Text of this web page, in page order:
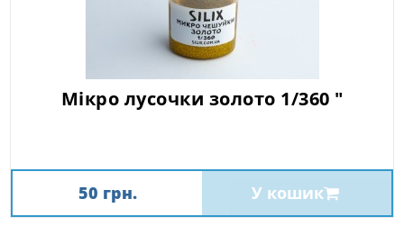
Мікро лусочки золото 1/360 "
50 грн. У кошик